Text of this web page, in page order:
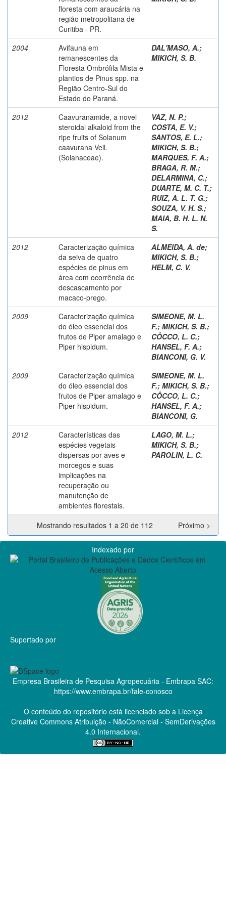
floresta com araucária na
região metropolitana de
Curitiba - PR.
2004
Avifauna em
remanescentes da
Floresta Ombrófila Mista e
plantios de Pinus spp. na
Região Centro-Sul do
Estado do Paraná.
DAL'MASO, A.;
MIKICH, S. B.
2012
Caavuranamide, a novel
steroidal alkaloid from the
ripe fruits of Solanum
caavurana Vell.
(Solanaceae).
VAZ, N. P.;
COSTA, E. V.;
SANTOS, E. L.;
MIKICH, S. B.;
MARQUES, F. A.;
BRAGA, R. M.;
DELARMINA, C.;
DUARTE, M. C. T.;
RUIZ, A. L. T. G.;
SOUZA, V. H. S.;
MAIA, B. H. L. N.
S.
2012
Caracterização química
da seiva de quatro
espécies de pinus em
área com ocorrência de
descascamento por
macaco-prego.
ALMEIDA, A. de;
MIKICH, S. B.;
HELM, C. V.
2009
Caracterização química
do óleo essencial dos
frutos de Piper amalago e
Piper hispidum.
SIMEONE, M. L.
F.; MIKICH, S. B.;
CÔCCO, L. C.;
HANSEL, F. A.;
BIANCONI, G. V.
2009
Caracterização química
do óleo essencial dos
frutos de Piper amalago e
Piper hispidum.
SIMEONE, M. L.
F.; MIKICH, S. B.;
CÔCCO, L. C.;
HANSEL, F. A.;
BIANCONI, G.
2012
Características das
espécies vegetais
dispersas por aves e
morcegos e suas
implicações na
recuperação ou
manutenção de
ambientes florestais.
LAGO, M. L.;
MIKICH, S. B.;
PAROLIN, L. C.
Mostrando resultados 1 a 20 de 112 Próximo >
Indexado por
Suportado por
Empresa Brasileira de Pesquisa Agropecuária - Embrapa SAC:
https://www.embrapa.br/fale-conosco
O conteúdo do repositório está licenciado sob a Licença
Creative CommonsAtribuição - NãoComercial - SemDerivações
4.0 Internacional.